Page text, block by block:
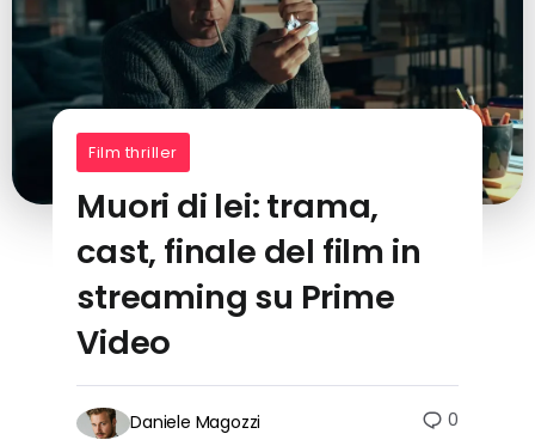
Film thriller
Muori di lei: trama,
cast, finale del film in
streaming su Prime
Video
Daniele Magozzi 0